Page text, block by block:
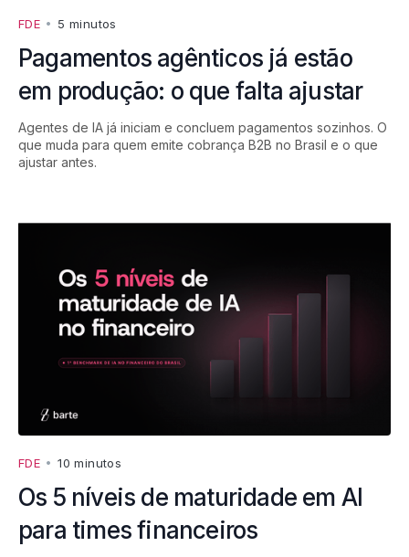
FDE • 5 minutos
Pagamentos agênticos já estão
em produção: o que falta ajustar
Agentes de IA já iniciam e concluem pagamentos sozinhos. O
que muda para quem emite cobrança B2B no Brasil e o que
ajustar antes.
FDE •10 minutos
Os 5 níveis de maturidade em AI
para times financeiros